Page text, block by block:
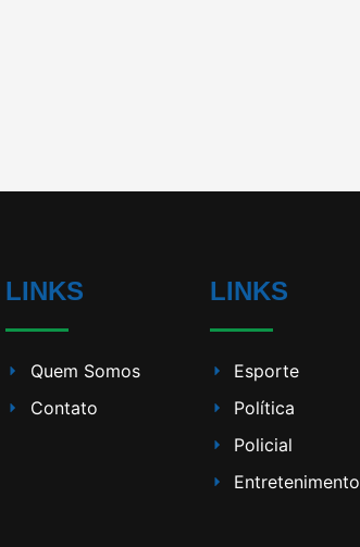
LINKS
Quem Somos
Contato
LINKS
Esporte
Política
Policial
Entretenimento